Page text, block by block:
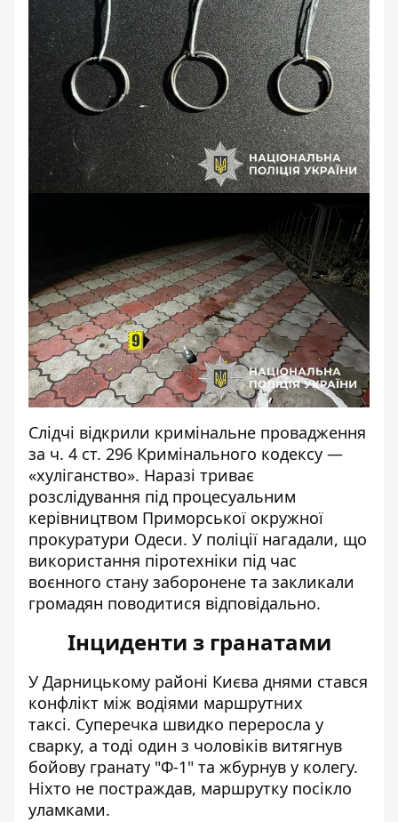
Слідчі відкрили кримінальне провадження
за ч. 4 ст. 296 Кримінального кодексу —
«хуліганство». Наразі триває
розслідування під процесуальним
керівництвом Приморської окружної
прокуратури Одеси. У поліції нагадали, що
використання піротехніки під час
воєнного стану заборонене та закликали
громадян поводитися відповідально.
Інциденти з гранатами
У Дарницькому районі Києва днями стався
конфлікт між водіями маршрутних
таксі. Суперечка швидко переросла у
сварку, а тоді один з чоловіків витягнув
бойову гранату "Ф-1" та жбурнув у колегу.
Ніхто не постраждав, маршрутку посікло
уламками.